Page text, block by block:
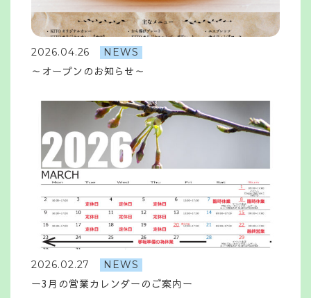
2026.04.26 NEWS
～オープンのお知らせ～
2026.02.27 NEWS
ー3月の営業カレンダーのご案内ー